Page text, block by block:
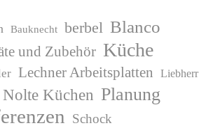
Bauknecht berbel Blanco
und Zubehör Küche
Lechner Arbeitsplatten Liebherr
Nolte Küchen Planung
Schock